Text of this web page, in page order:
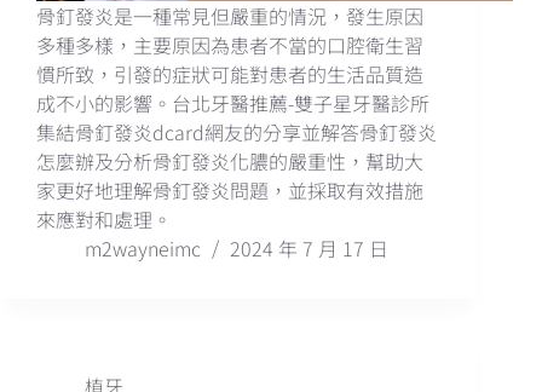
骨釘發炎是一種常見但嚴重的情況，發生原因
多種多樣，主要原因為患者不當的口腔衛生習
慣所致，引發的症狀可能對患者的生活品質造
成不小的影響。台北牙醫推薦-雙子星牙醫診所
集結骨釘發炎dcard網友的分享並解答骨釘發炎
怎麼辦及分析骨釘發炎化膿的嚴重性，幫助大
家更好地理解骨釘發炎問題，並採取有效措施
來應對和處理。
m2wayneimc
2024 年 7 月 17 日
植牙